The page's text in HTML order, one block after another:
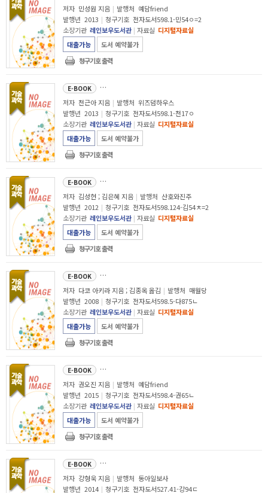
저자 민성원 지음 | 발행처 예담friend
발행년 2013 | 청구기호 전자도서598.1-민54ㅇ=2
소장기관 레인보우도서관 | 자료실 디지털자료실
대출가능
도서 예약불가
청구기호 출력
E-BOOK 아이는 언제나 옳다 : 늘 뒤돌아서서 후회하는 부모를 위해
저자 천근아 지음 | 발행처 위즈덤하우스
발행년 2013 | 청구기호 전자도서598.1-천17ㅇ
소장기관 레인보우도서관 | 자료실 디지털자료실
대출가능
도서 예약불가
청구기호 출력
E-BOOK
저자 김성현 ; 김은혜 지음 | 발행처 산호와진주
발행년 2012 | 청구기호 전자도서598.124-김54ㅊ=2
소장기관 레인보우도서관 | 자료실 디지털자료실
대출가능
도서 예약불가
청구기호 출력
E-BOOK 내 아이 머리를 좋게 만드는 기술
저자 다코 아키라 지음 ; 김종옥 옮김 | 발행처 매월당
발행년 2008 | 청구기호 전자도서598.5-다875ㄴ
소장기관 레인보우도서관 | 자료실 디지털자료실
대출가능
도서 예약불가
청구기호 출력
E-BOOK
저자 권오진 지음 | 발행처 예담friend
발행년 2015 | 청구기호 전자도서598.4-권65ㄴ
소장기관 레인보우도서관 | 자료실 디지털자료실
대출가능
도서 예약불가
청구기호 출력
E-BOOK 당신은 개를 키우면 안 된다
저자 강형욱 지음 | 발행처 동아일보사
발행년 2014 | 청구기호 전자도서527.41-강94ㄷ